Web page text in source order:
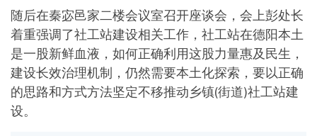
随后在秦宓邑家二楼会议室召开座谈会，会上彭处长
着重强调了社工站建设相关工作，社工站在德阳本土
是一股新鲜血液，如何正确利用这股力量惠及民生，
建设长效治理机制，仍然需要本土化探索，要以正确
的思路和方式方法坚定不移推动乡镇(街道)社工站建
设。